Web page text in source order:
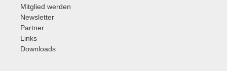
Mitglied werden
Newsletter
Partner
Links
Downloads